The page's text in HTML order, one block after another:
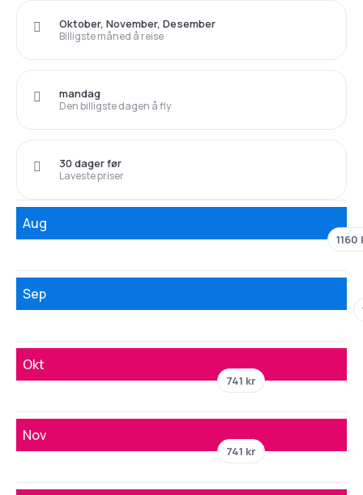
Billigste måned å reise
Oktober, November, Desember
Den billigste dagen å fly
mandag
Laveste priser
30 dager før
Aug
1160
Sep
Okt
741 kr
Nov
741 kr